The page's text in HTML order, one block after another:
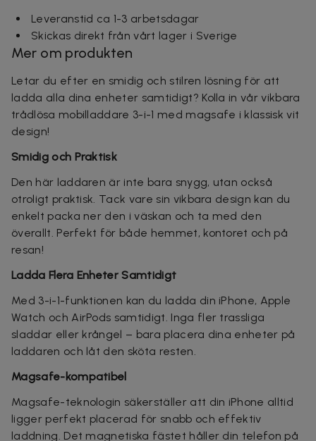
Leveranstid ca 1-3 arbetsdagar
Skickas direkt från vårt lager i Sverige
Mer om produkten
Letar du efter en smidig och stilren lösning för att
ladda alla dina enheter samtidigt? Kolla in vår vikbara
trådlösa mobilladdare 3-i-1 med magsafe i klassisk vit
design!
Smidig och Praktisk
Den här laddaren är inte bara snygg, utan också
otroligt praktisk. Tack vare sin vikbara design kan du
enkelt packa ner den i väskan och ta med den
överallt. Perfekt för både hemmet, kontoret och på
resan!
Ladda Flera Enheter Samtidigt
Med 3-i-1-funktionen kan du ladda din iPhone, Apple
Watch och AirPods samtidigt. Inga fler trassliga
sladdar eller krångel – bara placera dina enheter på
laddaren och låt den sköta resten.
Magsafe-kompatibel
Magsafe-teknologin säkerställer att din iPhone alltid
ligger perfekt placerad för snabb och effektiv
laddning. Det magnetiska fästet håller din telefon på